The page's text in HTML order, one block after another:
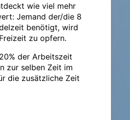
wie viel mehr
Jemand der/die 8
benötigt, wird
zu opfern.
der Arbeitszeit
zur selben Zeit im
die zusätzliche Zeit